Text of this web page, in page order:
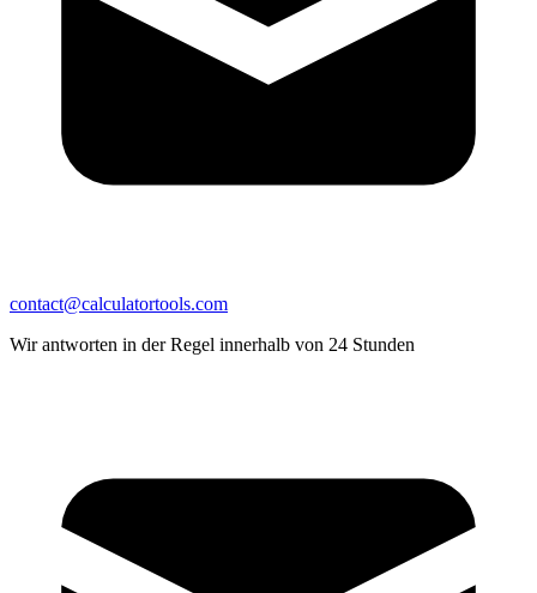
contact@calculatortools.com
Wir antworten in der Regel innerhalb von 24 Stunden